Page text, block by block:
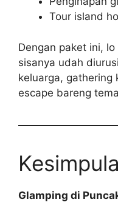
Tour island
Dengan paket ini,
sisanya udah
keluarga, gathering
escape bareng
Glamping di